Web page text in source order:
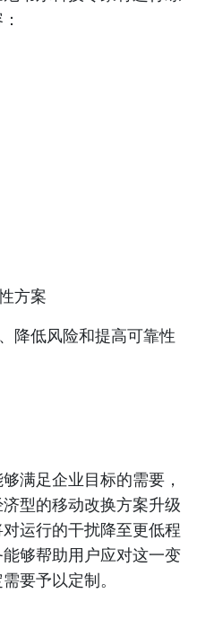
方案
降低风险和提高可靠性
满足企业目标的需要，
型的移动改换方案升级
运行的干扰降至更低程
够帮助用户应对这一变
要予以定制。